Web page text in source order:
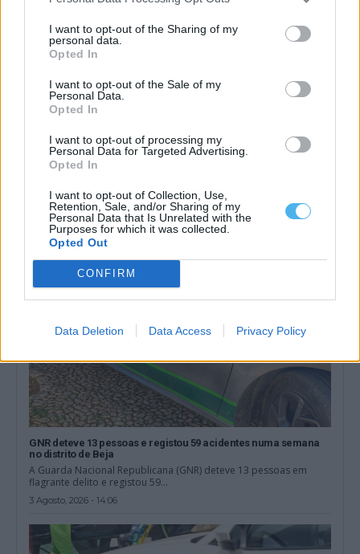
I want to opt-out of the Sharing of my
personal data.
Opted In
I want to opt-out of the Sale of my
Personal Data.
Opted In
I want to opt-out of processing my
Personal Data for Targeted Advertising.
Opted In
I want to opt-out of Collection, Use,
Retention, Sale, and/or Sharing of my
Personal Data that Is Unrelated with the
Purposes for which it was collected.
Opted Out
CONFIRM
Data Deletion Data Access Privacy Policy
Alentejo termina primeiro semestre de 2026 com quase 95 mil
utentes sem médico de família
utentes sem médico de...
3 Agosto, 2026 - 18:00
GNR deteve 13 pessoas e registou 59 acidentes numa semana
no distrito de Beja
A Guarda Nacional Republicana (GNR) deteve 13 pessoas em
flagrante delito e registou 59...
3 Agosto, 2026 - 14:06